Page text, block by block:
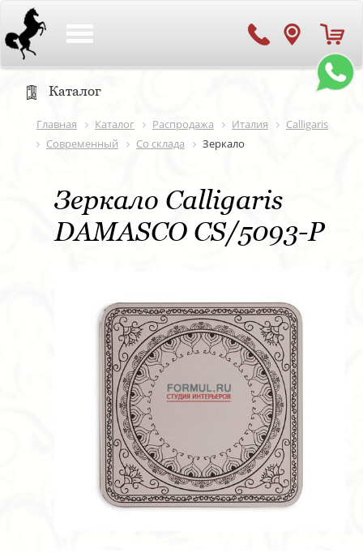
Каталог
Главная Каталог Распродажа Италия
Calligaris
Современный
Со склада Зеркало
Зеркало Calligaris
DAMASCO CS/5093-P